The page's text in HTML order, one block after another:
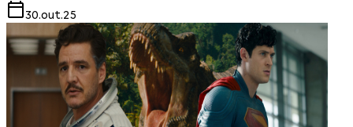
30.out.25